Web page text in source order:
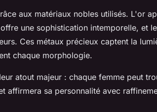
aux matériaux nobles utilisés. L'or
une sophistication intemporelle, et
Ces métaux précieux captent la
chaque morphologie.
atout majeur : chaque femme peut
affirmera sa personnalité avec